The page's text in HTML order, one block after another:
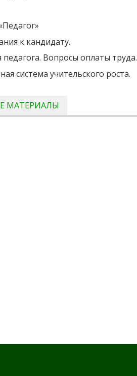
к кандидату.
Вопросы оплаты труда.
система учительского роста.
МАТЕРИАЛЫ